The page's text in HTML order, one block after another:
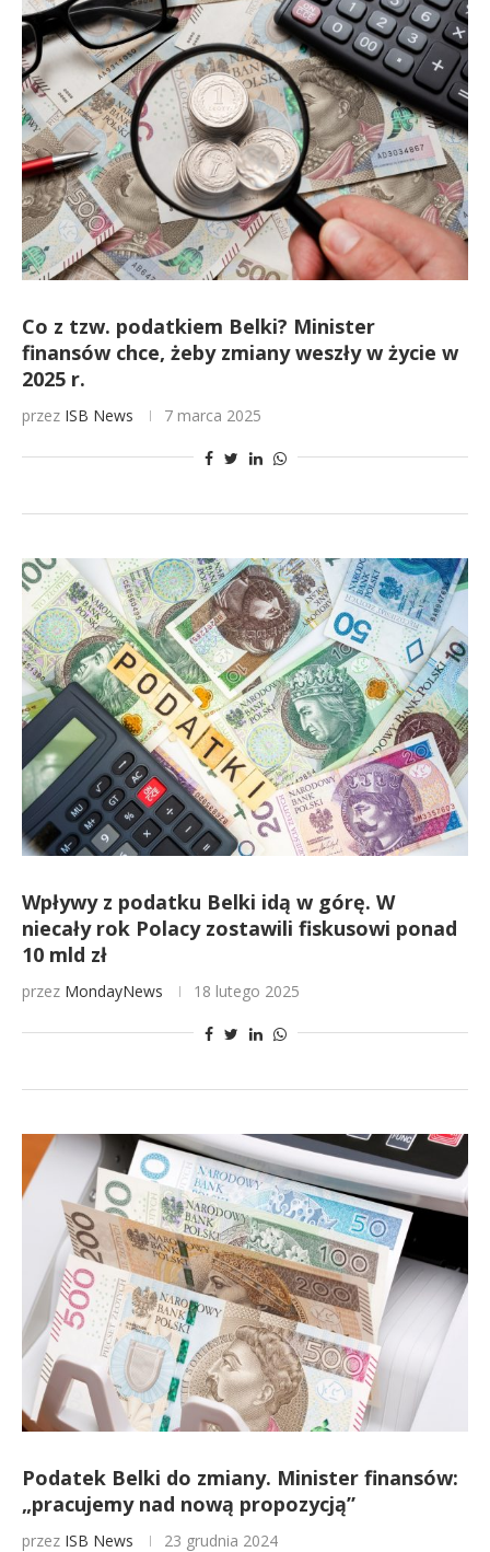
Co z tzw. podatkiem Belki? Minister
finansów chce, żeby zmiany weszły w życie w
2025 r.
przez ISB News 7 marca 2025
Wpływy z podatku Belki idą w górę. W
niecały rok Polacy zostawili fiskusowi ponad
10 mld zł
przez MondayNews 18 lutego 2025
Podatek Belki do zmiany. Minister finansów:
„pracujemy nad nową propozycją”
przez ISB News 23 grudnia 2024